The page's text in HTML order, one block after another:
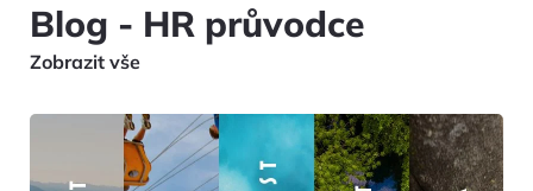
Blog - HR průvodce
Zobrazit vše